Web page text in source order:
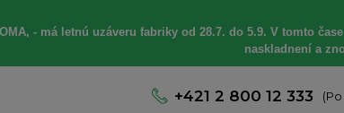
- má letnú uzáveru fabriky od 28.7. do 5.9. V tomto
naskladnení a
+421 2 800 12 333